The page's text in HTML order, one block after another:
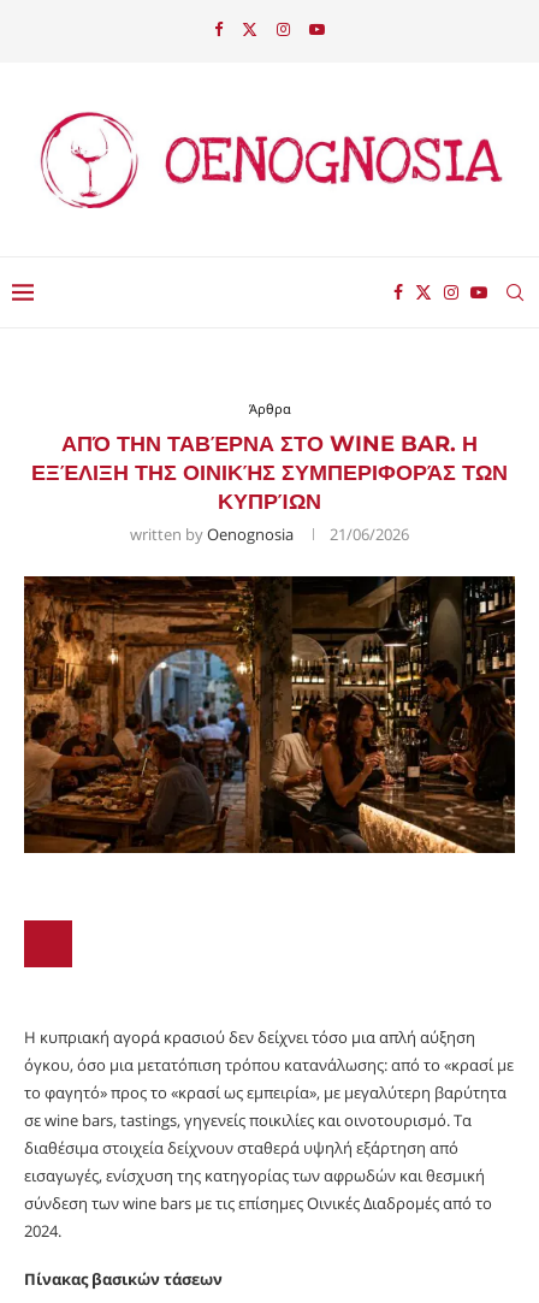
Άρθρα
ΑΠΌ ΤΗΝ ΤΑΒΈΡΝΑ ΣΤΟ WINE BAR. Η
ΕΞΈΛΙΞΗ ΤΗΣ ΟΙΝΙΚΉΣ ΣΥΜΠΕΡΙΦΟΡΆΣ ΤΩΝ
ΚΥΠΡΊΩΝ
written byOenognosia 21/06/2026
Η κυπριακή αγορά κρασιού δεν δείχνει τόσο μια απλή αύξηση
όγκου, όσο μια μετατόπιση τρόπου κατανάλωσης: από το «κρασί με
το φαγητό» προς το «κρασί ως εμπειρία», με μεγαλύτερη βαρύτητα
σε wine bars, tastings, γηγενείς ποικιλίες και οινοτουρισμό. Τα
διαθέσιμα στοιχεία δείχνουν σταθερά υψηλή εξάρτηση από
εισαγωγές, ενίσχυση της κατηγορίας των αφρωδών και θεσμική
σύνδεση των wine bars με τις επίσημες Οινικές Διαδρομές από το
2024.
Πίνακας βασικών τάσεων